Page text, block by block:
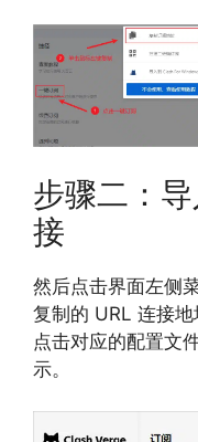
步骤二：
接
然后点击界面左侧
复制的 URL 连接
点击对应的配置文
示。